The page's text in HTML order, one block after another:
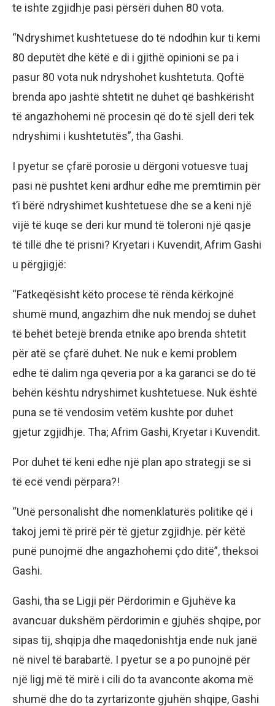
te ishte zgjidhje pasi përsëri duhen 80 vota.
“Ndryshimet kushtetuese do të ndodhin kur ti kemi
80 deputët dhe këtë e di i gjithë opinioni se pa i
pasur 80 vota nuk ndryshohet kushtetuta. Qoftë
brenda apo jashtë shtetit ne duhet që bashkërisht
të angazhohemi në procesin që do të sjell deri tek
ndryshimi i kushtetutës”, tha Gashi.
I pyetur se çfarë porosie u dërgoni votuesve tuaj
pasi në pushtet keni ardhur edhe me premtimin për
t’i bërë ndryshimet kushtetuese dhe se a keni një
vijë të kuqe se deri kur mund të toleroni një qasje
të tillë dhe të prisni? Kryetari i Kuvendit, Afrim Gashi
u përgjigjë:
“Fatkeqësisht këto procese të rënda kërkojnë
shumë mund, angazhim dhe nuk mendoj se duhet
të behët betejë brenda etnike apo brenda shtetit
për atë se çfarë duhet. Ne nuk e kemi problem
edhe të dalim nga qeveria por a ka garanci se do të
behën kështu ndryshimet kushtetuese. Nuk është
puna se të vendosim vetëm kushte por duhet
gjetur zgjidhje. Tha; Afrim Gashi, Kryetar i Kuvendit.
Por duhet të keni edhe një plan apo strategji se si
të ecë vendi përpara?!
“Unë personalisht dhe nomenklaturës politike që i
takoj jemi të prirë për të gjetur zgjidhje. për këtë
punë punojmë dhe angazhohemi çdo ditë”, theksoi
Gashi.
Gashi, tha se Ligji për Përdorimin e Gjuhëve ka
avancuar dukshëm përdorimin e gjuhës shqipe, por
sipas tij, shqipja dhe maqedonishtja ende nuk janë
në nivel të barabartë. I pyetur se a po punojnë për
një ligj më të mirë i cili do ta avanconte akoma më
shumë dhe do ta zyrtarizonte gjuhën shqipe, Gashi